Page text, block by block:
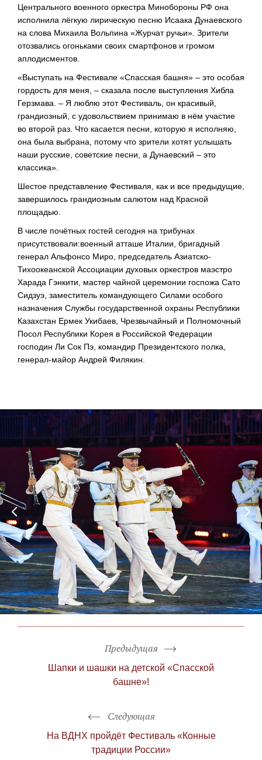
Центрального военного оркестра Минобороны РФ она
исполнила лёгкую лирическую песню Исаака Дунаевского
на слова Михаила Вольпина «Журчат ручьи». Зрители
отозвались огоньками своих смартфонов и громом
аплодисментов.
«Выступать на Фестивале «Спасская башня» – это особая
гордость для меня, – сказала после выступления Хибла
Герзмава. – Я люблю этот Фестиваль, он красивый,
грандиозный, с удовольствием принимаю в нём участие
во второй раз. Что касается песни, которую я исполняю,
она была выбрана, потому что зрители хотят услышать
наши русские, советские песни, а Дунаевский – это
классика».
Шестое представление Фестиваля, как и все предыдущие,
завершилось грандиозным салютом над Красной
площадью.
В числе почётных гостей сегодня на трибунах
присутствовали:военный атташе Италии, бригадный
генерал Альфонсо Миро, председатель Азиатско-
Тихоокеанской Ассоциации духовых оркестров маэстро
Харада Гэнкити, мастер чайной церемонии госпожа Сато
Сидзуэ, заместитель командующего Силами особого
назначения Службы государственной охраны Республики
Казахстан Ермек Укибаев, Чрезвычайный и Полномочный
Посол Республики Корея в Российской Федерации
господин Ли Сок Пэ, командир Президентского полка,
генерал-майор Андрей Филякин.
Следующая
На ВДНХ пройдёт Фестиваль «Конные
традиции России»
Предыдущая
Шапки и шашки на детской «Спасской
башне»!